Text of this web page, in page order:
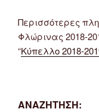
Περισσότερες
Φλώρινας 2018-
“Κύπελλο 2018-
ΑΝΑΖΉΤΗΣΗ: